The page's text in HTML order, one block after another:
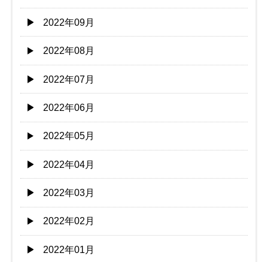
2022年09月
2022年08月
2022年07月
2022年06月
2022年05月
2022年04月
2022年03月
2022年02月
2022年01月